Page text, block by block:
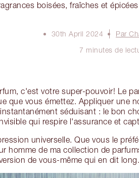
boisées, fraîches et
30th April 2024
Par
7 minutes de
c'est votre super-pouvoir! Le
que vous émettez. Appliquer une
séduisant : le bon
qui respire l'assurance et
universelle. Que vous le
homme de ma collection de
de vous-même qui en dit